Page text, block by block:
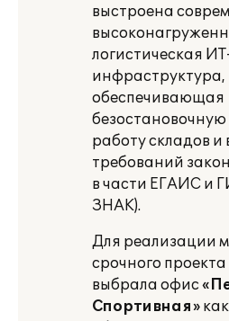
выстроена
логистическая
инфраструктура,
обеспечивающая
безостановочную
работу складов
требований
в части ЕГАИС и
ЗНАК).
Для реализации
срочного
выбрала офис
Спортивная»